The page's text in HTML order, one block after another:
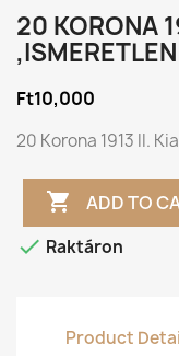
20 KORONA
Ft10,000
20 Korona 1913 II.
 ADD TO
 Raktáron
Product